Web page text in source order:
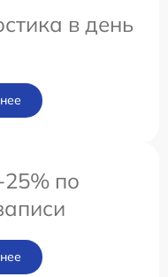
в день
по